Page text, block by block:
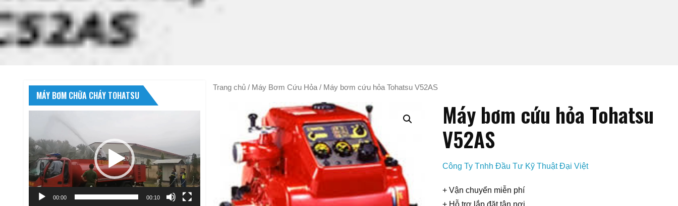
Trang chủ / Máy Bơm Cứu Hỏa / Máy bơm cứu hỏa Tohatsu V52AS
Máy bơm cứu hỏa Tohatsu
V52AS
Công Ty Tnhh Đầu Tư Kỹ Thuật Đại Việt
+ Vận chuyển miễn phí
+ Hỗ trợ lắp đặt tận nơi
MÁY BƠM CHỮA CHÁY TOHATSU
Video
00:00 00:10